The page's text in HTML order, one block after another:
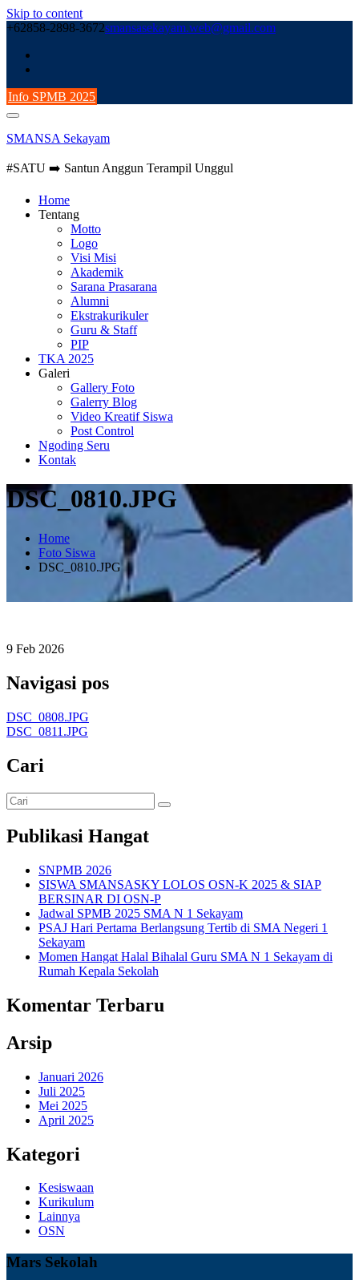
Skip to content
+62858-2898-3672smansasekayam.web@gmail.com
Info SPMB 2025
SMANSA Sekayam
#SATU ➡️ Santun Anggun Terampil Unggul
Home
Tentang
Motto
Logo
Visi Misi
Akademik
Sarana Prasarana
Alumni
Ekstrakurikuler
Guru & Staff
PIP
TKA 2025
Galeri
Gallery Foto
Galerry Blog
Video Kreatif Siswa
Post Control
Ngoding Seru
Kontak
DSC_0810.JPG
Home
Foto Siswa
DSC_0810.JPG
9 Feb 2026
Navigasi pos
DSC_0808.JPG
DSC_0811.JPG
Cari
Publikasi Hangat
SNPMB 2026
SISWA SMANSASKY LOLOS OSN-K 2025 & SIAP
BERSINAR DI OSN-P
Jadwal SPMB 2025 SMA N 1 Sekayam
PSAJ Hari Pertama Berlangsung Tertib di SMA Negeri 1
Sekayam
Momen Hangat Halal Bihalal Guru SMA N 1 Sekayam di
Rumah Kepala Sekolah
Komentar Terbaru
Arsip
Januari 2026
Juli 2025
Mei 2025
April 2025
Kategori
Kesiswaan
Kurikulum
Lainnya
OSN
Mars Sekolah